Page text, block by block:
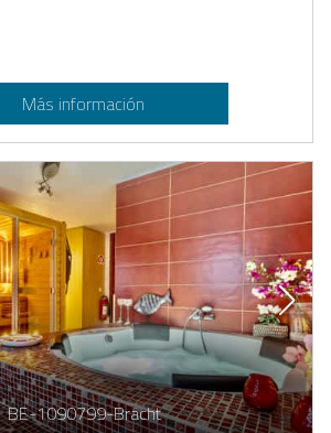
Más información
BE-1090799-Bracht